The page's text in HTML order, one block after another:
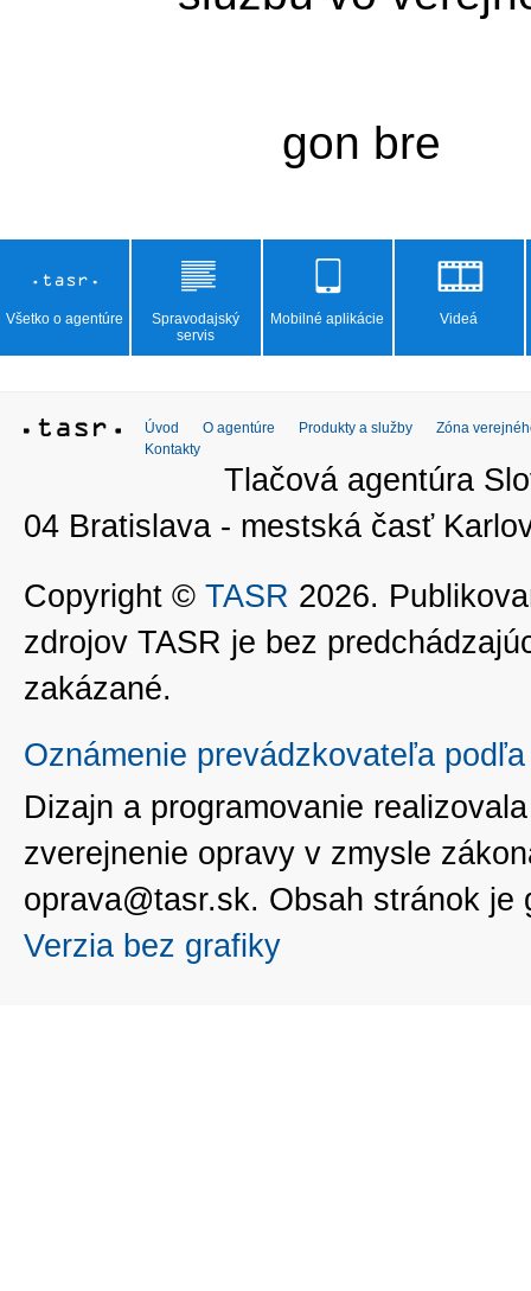
Všetko o agentúre
Spravodajský
servis
Mobilné aplikácie Videá
Úvod O agentúre Produkty a služby
Zóna
Kontakty
Tlačová agentúra
04 Bratislava - mestská časť
Copyright © TASR 2026.
zdrojov TASR je bez
zakázané.
Oznámenie prevádzkovateľa
Dizajn a programovanie
zverejnenie opravy v zmysle
oprava@tasr.sk. Obsah stránok
Verzia bez grafiky